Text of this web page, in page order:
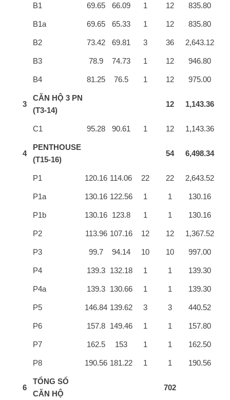
B1 69.65 66.09 1 12 835.80
B1a 69.65 65.33 1 12 835.80
B2 73.42 69.81 3 36 2,643.12
B3 78.9 74.73 1 12 946.80
B4 81.25 76.5 1 12 975.00
3
CĂN HỘ 3 PN
(T3-14)
12 1,143.36
C1 95.28 90.61 1 12 1,143.36
4
PENTHOUSE
(T15-16)
54 6,498.34
P1 120.16 114.06 22 22 2,643.52
P1a 130.16 122.56 1 1 130.16
P1b 130.16 123.8 1 1 130.16
P2 113.96 107.16 12 12 1,367.52
P3 99.7 94.14 10 10 997.00
P4 139.3 132.18 1 1 139.30
P4a 139.3 130.66 1 1 139.30
P5 146.84 139.62 3 3 440.52
P6 157.8 149.46 1 1 157.80
P7 162.5 153 1 1 162.50
P8 190.56 181.22 1 1 190.56
6
TỔNG SỐ
CĂN HỘ
702